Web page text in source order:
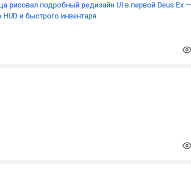
рисовал подробный редизайн UI в первой Deus Ex —
и быстрого инвентаря